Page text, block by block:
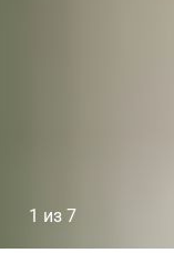
1 из 7